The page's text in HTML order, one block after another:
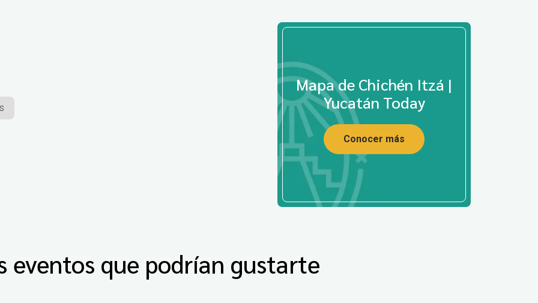
Mapa de Chichén Itzá |
Yucatán Today
Conocer más
eventos que podrían gustarte